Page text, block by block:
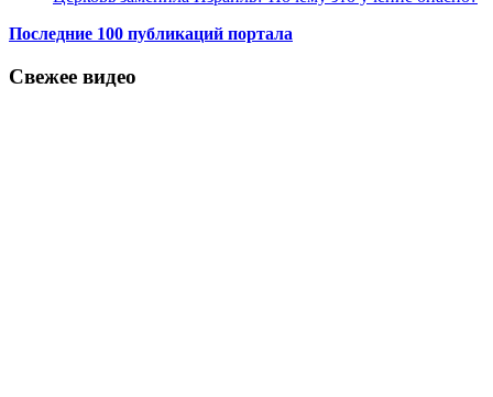
Последние 100 публикаций портала
Свежее видео